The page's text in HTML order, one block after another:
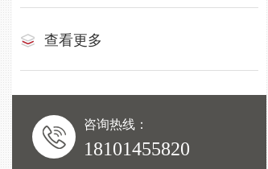
查看更多
咨询热线：
18101455820